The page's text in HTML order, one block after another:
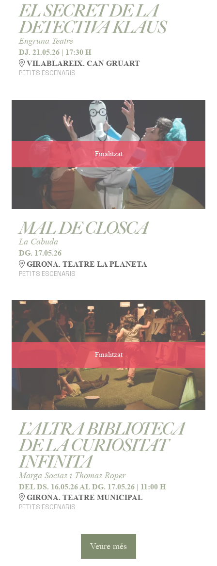
EL SECRET DE LA
DETECTIVA KLAUS
Engruna Teatre
DJ. 21.05.26 | 17:30 H
VILABLAREIX. CAN GRUART
PETITS ESCENARIS
Finalitzat
MAL DE CLOSCA
La Cabuda
DG. 17.05.26
GIRONA. TEATRE LA PLANETA
PETITS ESCENARIS
Finalitzat
L’ALTRA BIBLIOTECA
DE LA CURIOSITAT
INFINITA
Marga Socias i Thomas Roper
DEL DS. 16.05.26 AL DG. 17.05.26 | 11:00 H
GIRONA. TEATRE MUNICIPAL
PETITS ESCENARIS
Veure més